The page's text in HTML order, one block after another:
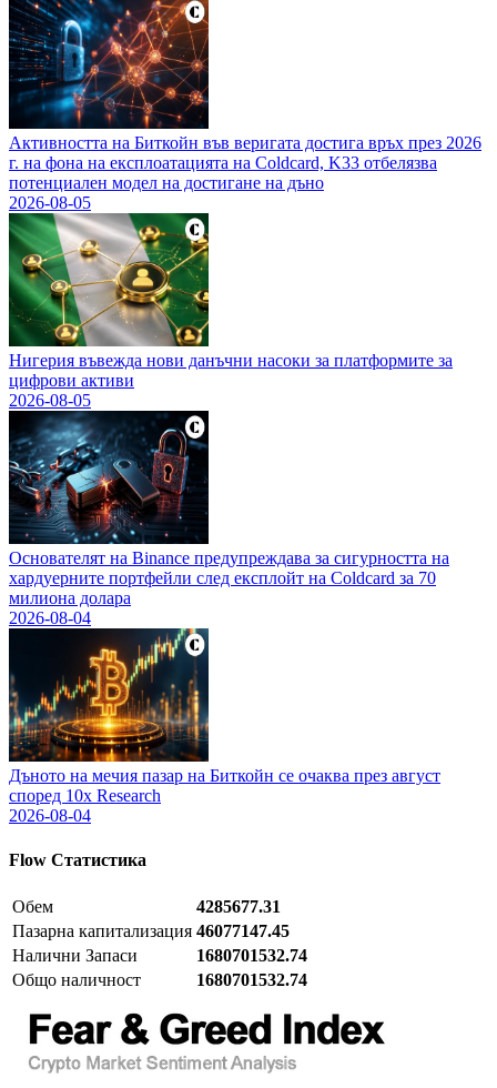
Активността на Биткойн във веригата достига връх през 2026
г. на фона на експлоатацията на Coldcard, K33 отбелязва
потенциален модел на достигане на дъно
2026-08-05
Нигерия въвежда нови данъчни насоки за платформите за
цифрови активи
2026-08-05
Основателят на Binance предупреждава за сигурността на
хардуерните портфейли след експлойт на Coldcard за 70
милиона долара
2026-08-04
Дъното на мечия пазар на Биткойн се очаква през август
според 10x Research
2026-08-04
Flow Статистика
Обем
4285677.31
Пазарна капитализация 46077147.45
Налични Запаси
1680701532.74
Общо наличност
1680701532.74